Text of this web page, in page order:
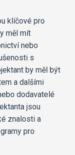
klíčové pro
měl mít
nebo
s
by měl být
a dalšími
dodavatelé
jsou
znalosti a
pro